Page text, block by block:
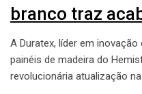
branco traz
A Duratex, líder em
painéis de madeira do
revolucionária atualização